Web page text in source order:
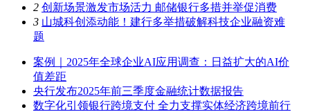
2 创新场景激发市场活力 邮储银行多措并举促消费
3 山城科创添动能！建行多举措破解科技企业融资难
题
案例｜2025年全球企业AI应用调查：日益扩大的AI价
值差距
央行发布2025年前三季度金融统计数据报告
数字化引领银行跨境支付 全力支撑实体经济跨境前行